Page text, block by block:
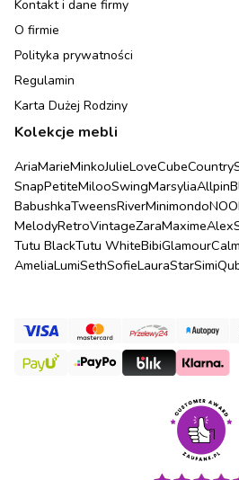
Kontakt i dane firmy
O firmie
Polityka prywatności
Regulamin
Karta Dużej Rodziny
Kolekcje mebli
AriaMarieMinkoJulieLoveCubeCountry
SnapPetiteMilooSwingMarsyliaAllpin
BabushkaTweensRiverMinimondoNOOI
MelodyRetroVintageZaraMaximeAlex
Tutu BlackTutu WhiteBibiGlamour
AmeliaLumiSethSofieLauraStarSimi